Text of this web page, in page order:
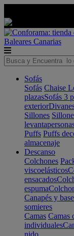
Baleares Canarias
Sofás
Sofás Chaise
plazasSofás 3
exterior
Sillones
Puffs Puffs
almacenaje
Descanso
Colchones
viscoelásticos
ensacados
espuma
Canapés y
somieres
Camas Camas
individuales
nido